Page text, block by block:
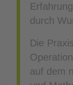
durch
Die
auf dem